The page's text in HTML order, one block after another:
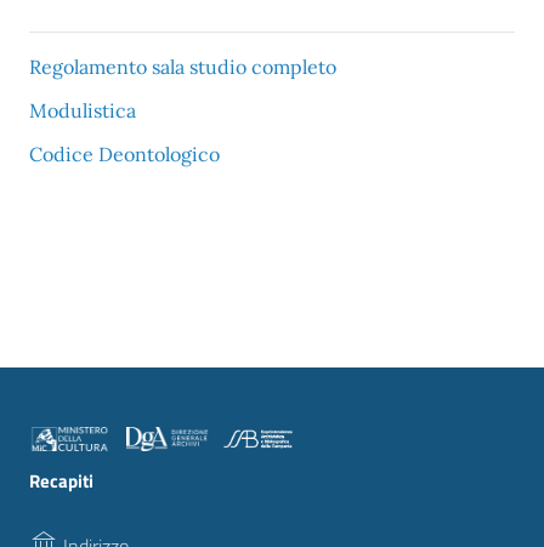
Regolamento sala studio completo
Modulistica
Codice Deontologico
Recapiti